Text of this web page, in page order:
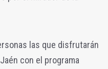
las que disfrutarán
con el programa